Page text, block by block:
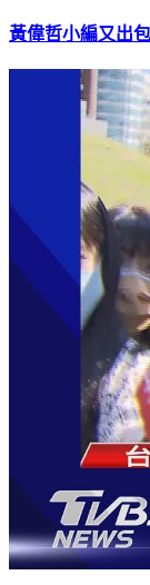
黃偉哲小編又出